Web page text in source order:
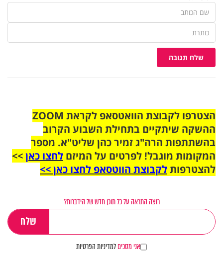
שלח תגובה
הצטרפו לקבוצת הוואטסאפ לקראת ZOOM
ההשקה שיתקיים בתחילת השבוע הקרוב
בהשתתפות הרה"ג זמיר כהן שליט"א. מספר
המקומות מוגבל! לפרטים על המיזם לחצו כאן>>
להצטרפותלקבוצת הווטסאפ לחצו כאן >>
רוצה התראה על כל תוכן חדש של הידברות?
אני מסכיםלמדיניות הפרטיות